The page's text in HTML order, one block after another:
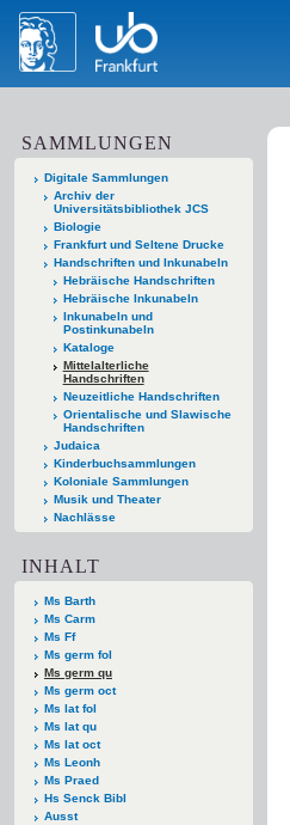
SAMMLUNGEN
Digitale Sammlungen
Archiv der
Universitätsbibliothek JCS
Biologie
Frankfurt und Seltene Drucke
Handschriften und Inkunabeln
Hebräische Handschriften
Hebräische Inkunabeln
Inkunabeln und
Postinkunabeln
Kataloge
Mittelalterliche
Handschriften
Neuzeitliche Handschriften
Orientalische und Slawische
Handschriften
Judaica
Kinderbuchsammlungen
Koloniale Sammlungen
Musik und Theater
Nachlässe
INHALT
Ms Barth
Ms Carm
Ms Ff
Ms germ fol
Ms germ qu
Ms germ oct
Ms lat fol
Ms lat qu
Ms lat oct
Ms Leonh
Ms Praed
Hs Senck Bibl
Ausst